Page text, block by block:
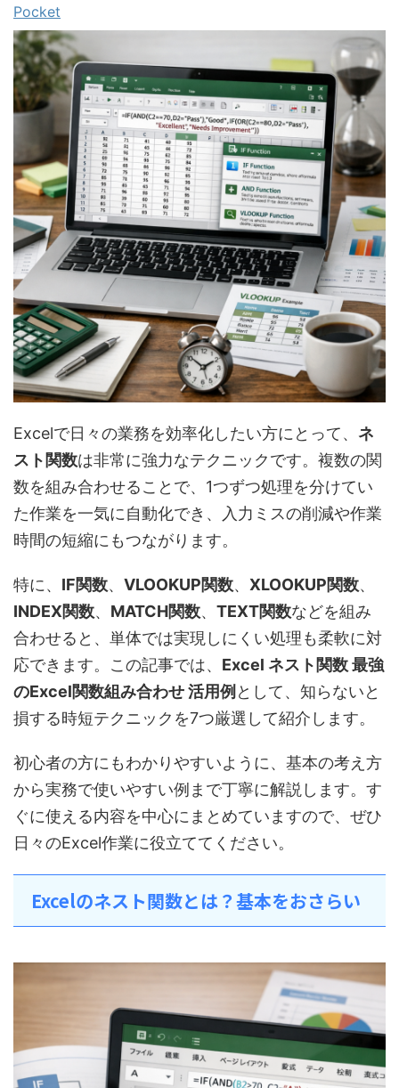
Pocket
Excelで日々の業務を効率化したい方にとって、 ネ
スト関数は非常に強力なテクニックです。複数の関
数を組み合わせることで、1つずつ処理を分けてい
た作業を一気に自動化でき、入力ミスの削減や作業
時間の短縮にもつながります。
特に、 IF関数、 VLOOKUP関数、 XLOOKUP関数、
INDEX関数、 MATCH関数、 TEXT関数などを組み
合わせると、単体では実現しにくい処理も柔軟に対
応できます。この記事では、 Excel ネスト関数 最強
のExcel関数組み合わせ 活用例 として、知らないと
損する時短テクニックを7つ厳選して紹介します。
初心者の方にもわかりやすいように、基本の考え方
から実務で使いやすい例まで丁寧に解説します。す
ぐに使える内容を中心にまとめていますので、ぜひ
日々のExcel作業に役立ててください。
Excelのネスト関数とは？基本をおさらい